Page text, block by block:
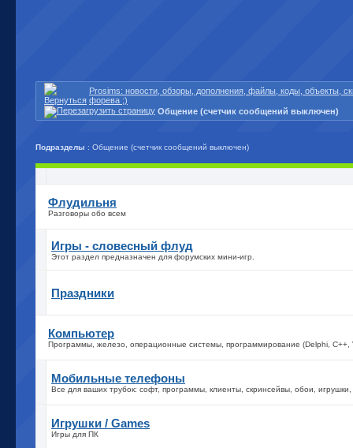
Prosims: новости, обзоры, дополнения, файлы, коды, объекты,
форева ;)
Общение (счетчик сообщений выключен)
Подразделы : Общение (счетчик сообщений выключен)
Флудильня
Разговоры обо всем
Игры - словесный флуд
Этот раздел предназначен для форумских мини-игр.
Праздники
Компьютер
Программы, железо, операционные системы, программирование (Delphi, C++,
Мобильные телефоны
Все для ваших трубок: софт, программы, клиенты, скринсейвы, обои, игрушки,
Игрушки / Games
Игры для ПК